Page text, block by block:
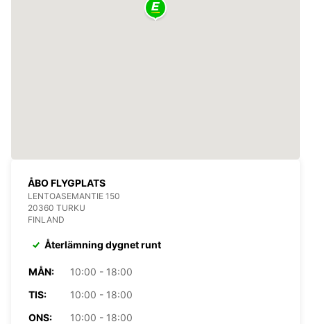
ÅBO FLYGPLATS
LENTOASEMANTIE 150
20360 TURKU
FINLAND
Återlämning dygnet runt
MÅN:
10:00 - 18:00
TIS:
10:00 - 18:00
ONS:
10:00 - 18:00